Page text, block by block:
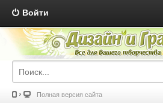
Войти
Полная версия сайта